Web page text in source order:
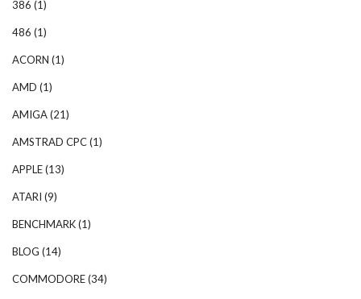
386 (1)
486 (1)
ACORN (1)
AMD (1)
AMIGA(21)
AMSTRAD CPC(1)
APPLE(13)
ATARI (9)
BENCHMARK(1)
BLOG (14)
COMMODORE(34)